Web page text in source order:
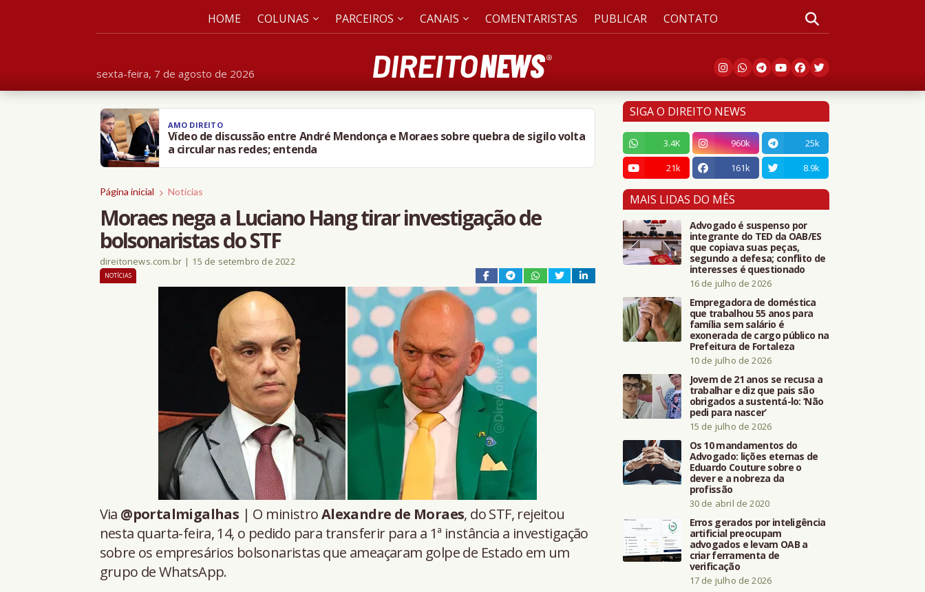
sexta-feira, 7 de agosto de 2026
HOME COLUNAS PARCEIROS CANAIS COMENTARISTAS PUBLICAR CONTATO
AMO DIREITO
Vídeo de discussão entre André Mendonça e Moraes sobre quebra de sigilo volta
a circular nas redes; entenda
Página inicial Notícias
Moraes nega a Luciano Hang tirar investigação de
bolsonaristas do STF
direitonews.com.br | 15 de setembro de 2022
NOTÍCIAS
Via @portalmigalhas | O ministroAlexandre de Moraes, do STF, rejeitou
nesta quarta-feira, 14, o pedido para transferir para a 1ª instância a investigação
sobre os empresários bolsonaristas que ameaçaram golpe de Estado em um
grupo de WhatsApp.
SIGA O DIREITO NEWS
3.4K 960k
25k
21k
161k 8.9k
MAIS LIDAS DO MÊS
Advogado é suspenso por
integrante do TED da OAB/ES
que copiava suas peças,
segundo a defesa; conflito de
interesses é questionado
16 de julho de 2026
Empregadora de doméstica
que trabalhou 55 anos para
família sem salário é
exonerada de cargo público na
Prefeitura de Fortaleza
10 de julho de 2026
Jovem de 21 anos se recusa a
trabalhar e diz que pais são
obrigados a sustentá-lo: ‘Não
pedi para nascer’
15 de julho de 2026
Os 10 mandamentos do
Advogado: lições eternas de
Eduardo Couture sobre o
dever e a nobreza da
profissão
30 de abril de 2020
Erros gerados por inteligência
artificial preocupam
advogados e levam OAB a
criar ferramenta de
verificação
17 de julho de 2026